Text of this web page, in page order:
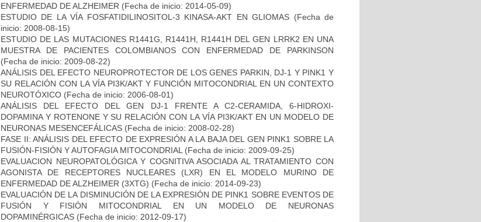
ENFERMEDAD DE ALZHEIMER (Fecha de inicio: 2014-05-09)
ESTUDIO DE LA VÍA FOSFATIDILINOSITOL-3 KINASA-AKT EN GLIOMAS (Fecha de
inicio: 2008-08-15)
ESTUDIO DE LAS MUTACIONES R1441G, R1441H, R1441H DEL GEN LRRK2 EN UNA
MUESTRA DE PACIENTES COLOMBIANOS CON ENFERMEDAD DE PARKINSON
(Fecha de inicio: 2009-08-22)
ANÁLISIS DEL EFECTO NEUROPROTECTOR DE LOS GENES PARKIN, DJ-1 Y PINK1 Y
SU RELACIÓN CON LA VÍA PI3K/AKT Y FUNCIÓN MITOCONDRIAL EN UN CONTEXTO
NEUROTÓXICO (Fecha de inicio: 2006-08-01)
ANÁLISIS DEL EFECTO DEL GEN DJ-1 FRENTE A C2-CERAMIDA, 6-HIDROXI-
DOPAMINA Y ROTENONE Y SU RELACIÓN CON LA VÍA PI3K/AKT EN UN MODELO DE
NEURONAS MESENCEFÁLICAS (Fecha de inicio: 2008-02-28)
FASE II: ANÁLISIS DEL EFECTO DE EXPRESIÓN A LA BAJA DEL GEN PINK1 SOBRE LA
FUSIÓN-FISIÓN Y AUTOFAGIA MITOCONDRIAL (Fecha de inicio: 2009-09-25)
EVALUACION NEUROPATOLÓGICA Y COGNITIVA ASOCIADA AL TRATAMIENTO CON
AGONISTA DE RECEPTORES NUCLEARES (LXR) EN EL MODELO MURINO DE
ENFERMEDAD DE ALZHEIMER (3XTG) (Fecha de inicio: 2014-09-23)
EVALUACIÓN DE LA DISMINUCIÓN DE LA EXPRESIÓN DE PINK1 SOBRE EVENTOS DE
FUSIÓN Y FISIÓN MITOCONDRIAL EN UN MODELO DE NEURONAS
DOPAMINÉRGICAS (Fecha de inicio: 2012-09-17)